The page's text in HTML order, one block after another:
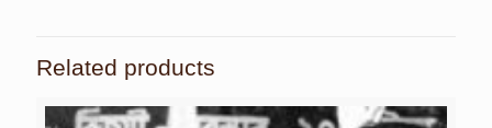
Related products